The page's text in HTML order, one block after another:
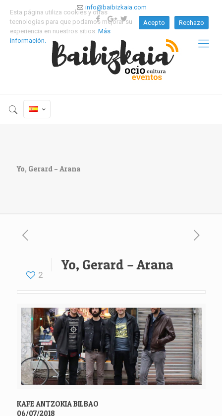
info@baibizkaia.com
Yo, Gerard – Arana
2
Yo, Gerard – Arana
KAFE ANTZOKIA BILBAO
06/07/2018
Esta página utiliza cookies y otras
tecnologías para que podamos mejorar su
experiencia en nuestros sitios: Más
información.
Acepto Rechazo